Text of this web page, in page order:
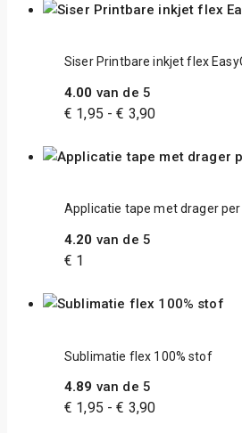
Siser Printbare inkjet flex
4.00 van de 5
€ 1,95 - € 3,90
Applicatie tape met drager
4.20 van de 5
€ 1
Sublimatie flex 100% stof
4.89 van de 5
€ 1,95 - € 3,90